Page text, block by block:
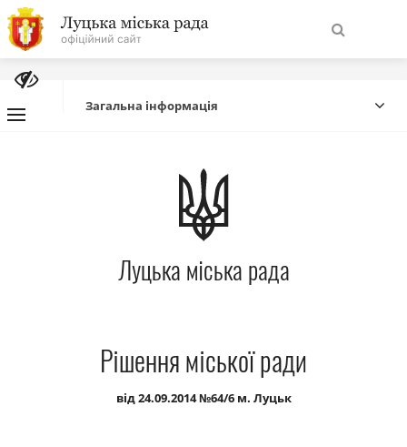
На
головну
Про місто
Міська влада
Міська рада
Публічна інформація
Загальна інформація
Луцька міська рада
Рішення міської ради
від 24.09.2014 №64/6 м. Луцьк